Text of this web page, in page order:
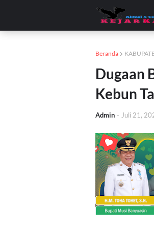
Beranda
Dugaan
Kebun
Admin - Juli 21,